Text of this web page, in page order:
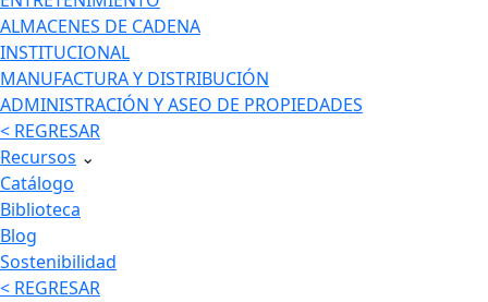
ALMACENES DE CADENA
INSTITUCIONAL
MANUFACTURA Y DISTRIBUCIÓN
ADMINISTRACIÓN Y ASEO DE PROPIEDADES
< REGRESAR
Recursos ⌄
Catálogo
Biblioteca
Blog
Sostenibilidad
< REGRESAR